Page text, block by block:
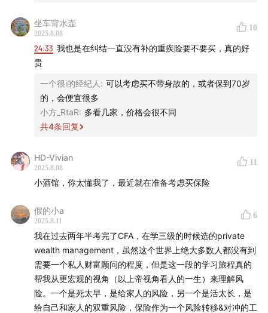
称，指那些人身险里储蓄功能更强的产品。买它主要不是
为了保障疾病或意外，而是为了长期理财攒钱，在未来获
得确定的资金或现金流。常见的储蓄险类型包括年金险、
被保人分配额外红利）、万能（带有保底利率的人寿保
险）、两全（兼顾生存保险金和身故保险金）等设计。
年金险：可以理解为把一笔钱变成稳定现金流的保险。
到约定的时间后，按月或按年定额领取，就像领工资一
样，可用作养老金、孩子教育金或其他长期生活费，直
到合同期满或被保险人身故。
值会逐年递增。相比年金险，它对领取时间限制较少，
更像账户里为某个目标存的一笔钱，需要的时候可以随
时取一部分，或者全取出来用，灵活度更高。
保障型保险：侧重转移大额健康风险。
意外险：用于应对意外风险，如意外受伤报销医疗费
高影响险种：重疾险（保终身、30 年缴费）保费或上浮
13%（成人）、29%（儿童）；储蓄险（如年金险、增额
寿）收益直接随利率下调降低。
低影响险种：短期医疗险（一年一续）、意外险，因期限
短，利率波动影响小。
优先级建议：保障型保险（健康险等）应优先关注，因风险
级低于未配齐的保障需求。5.「配置逻辑：需求优先，拒绝
基于真实需求，而非 “即将涨价” 的焦虑。盲目提前购买未来
需求的保险，可能因收入变化、需求消失导致负担加重。
审视需求的两个问题：是否相信生活中存在无常风险？若风
险发生，是否有资金应对？
注意力掌控：避免被销售节奏带偏，聚焦“自己是否需要”，
3、尽早意识到退休规划的重要性，早一点开始养老金储备。
如果你只能靠人力资本赚钱，那么真的只能干到老干到死。
一不小心百岁，钱从哪里来？
再加上也大提到的人的风险，我极度认可！你投资再厉害，
当不能自由脱身的时候，很多人也没有发挥它的作用。我记
得孟老板一到过：如果你还要时不时登入账户去看一眼，那
也说明并不可控（大概这意思）
剥夺不了你的权益！ 想想真是美好啊😆
保险，不复杂，它不能解决风险，但能转移风险带来的损
家庭，一点点变大变壮🌳
坐车背水壶
2025.8.08
10
24:33 我也是在纠结一直没有补的重疾险要不要买，真的好
贵
一个很i的经纪人 : 可以考虑买不带身故的，或者保到70岁
的，会便宜很多
小方_RtaR: 多看几家，价格会很不同
共4条回复
HD-Vivian
2025.8.08
11
小酒馆，你太懂我了，最近就在准备考虑买保险
假的小a
2025.8.11
6
我在过去两年半考完了CFA，在学三级的时候选的private
wealth management，虽然这个世界上绝大多数人都没有到
需要一个私人财富顾问的程度，但是这一段的学习旅程真的
帮我从更宏观的视角（以上帝视角看人的一生）来理解风
险。一个是死太早，是给家人的风险，另一个是活太长，是
给自己和家人的双重风险，保险作为一个风险转移&对冲的工